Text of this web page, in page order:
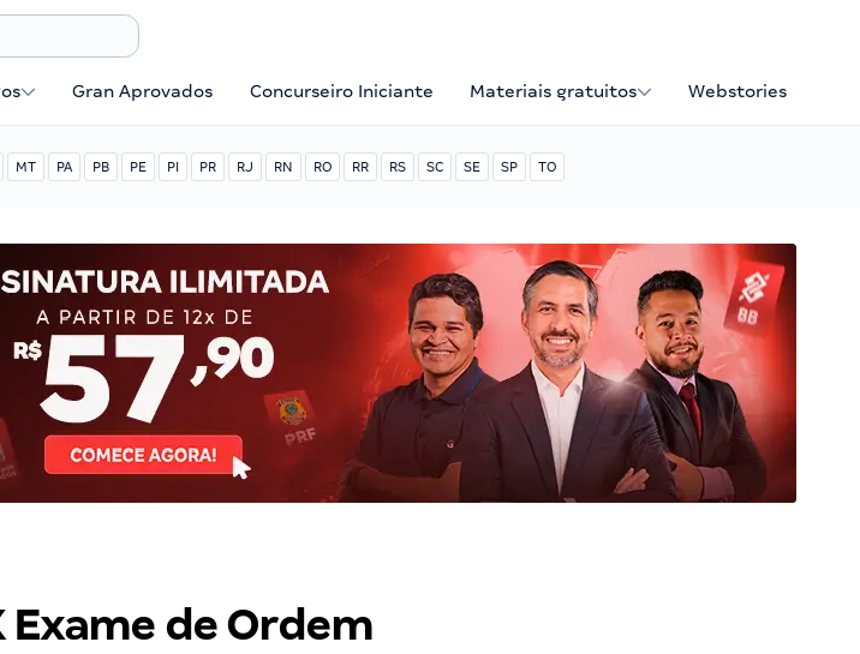
Gran Aprovados Concurseiro Iniciante Materiais gratuitos Webstories
MT PA PB PE PI PR RJ RN RO RR RS SC SE SP TO
Exame de Ordem